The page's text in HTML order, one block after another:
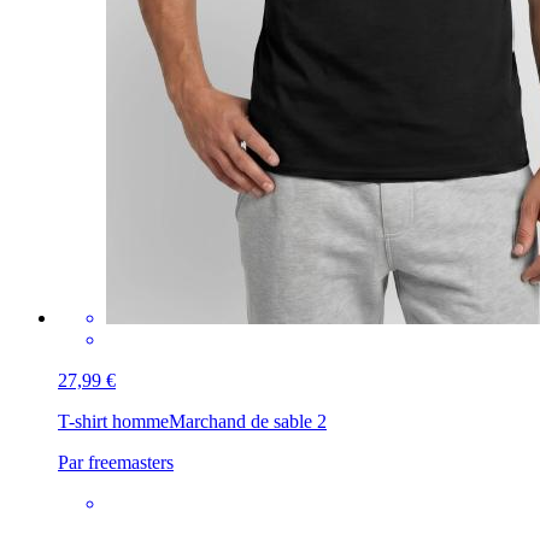
27,99 €
T-shirt hommeMarchand de sable 2
Par freemasters